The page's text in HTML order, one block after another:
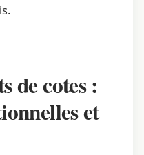
de cotes :
et